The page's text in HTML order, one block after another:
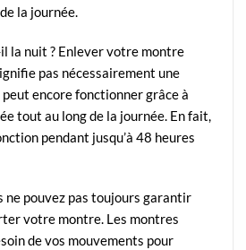
la journée.
la nuit ? Enlever votre montre
pas nécessairement une
encore fonctionner grâce à
tout au long de la journée. En fait,
pendant jusqu’à 48 heures
ne pouvez pas toujours garantir
votre montre. Les montres
de vos mouvements pour